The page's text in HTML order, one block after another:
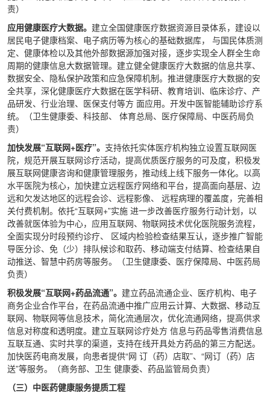
责）
应用健康医疗大数据。 建立全国健康医疗数据资源目录体系，建设以
居民电子健康档案、电子病历等为核心的基础数据库， 与国民体质测
定、健康体检以及其他外部数据源加强对接，逐步实现全人群全生命
周期的健康信息大数据管理。建立健全健康医疗大数据的信息共享、
数据安全、隐私保护政策和应急保障机制。推进健康医疗大数据的安
全共享，深化健康医疗大数据在医学科研、教育培训、临床诊疗、产
品研发、行业治理、医保支付等方 面应用。开发中医智能辅助诊疗系
统。（卫生健康委、科技部、 体育总局、医疗保障局、中医药局负
责）
加快发展“互联网+医疗”。 支持依托实体医疗机构独立设置互联网医
院，规范开展互联网诊疗活动，提高优质医疗服务的可及度，积极发
展互联网健康咨询和健康管理服务，推动线上线下服务一体化。以高
水平医院为核心，加快建立远程医疗网络和平台，提高面向基层、边
远和欠发达地区的远程会诊、远程影像、 远程病理的覆盖度，完善相
关付费机制。依托“互联网+”实施 进一步改善医疗服务行动计划，以
改善就医体验为中心，应用互联网、物联网技术优化医院服务流程，
全面实现分时段预约诊疗、 区域内检验检查结果互认，逐步推广智能
导医分诊、免（少）排队候诊和取药、移动端支付结算、检查结果自
动推送、智慧中药房等服务。（卫生健康委、医疗保障局、中医药局
负责）
积极发展“互联网+药品流通”。 建立药品流通企业、医疗机构、电子
商务企业合作平台，在药品流通中推广应用云计算、大数据、移动互
联网、物联网等信息技术，简化流通层次，优化流通网络，提高供求
信息对称度和透明度。建立互联网诊疗处方 信息与药品零售消费信息
互联互通、实时共享的渠道，支持在线开具处方药品的第三方配送。
加快医药电商发展，向患者提供“网 订（药）店取”、“网订（药）店
送”等服务。（商务部、卫生 健康委、药品监管局负责）
（三）中医药健康服务提质工程